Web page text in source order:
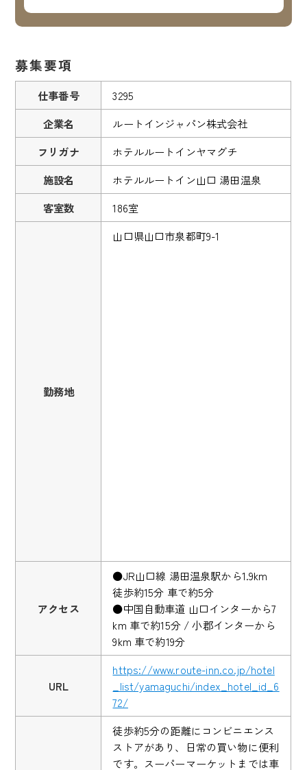
募集要項
仕事番号
3295
企業名
ルートインジャパン株式会社
フリガナ
ホテルルートインヤマグチ
施設名
ホテルルートイン山口 湯田温泉
客室数
186室
勤務地
山口県山口市泉都町9-1
アクセス
●JR山口線 湯田温泉駅から1.9km
徒歩約15分 車で約5分
●中国自動車道 山口インターから7
km 車で約15分 / 小郡インターから
9km 車で約19分
URL
https://www.route-inn.co.jp/hotel
_list/yamaguchi/index_hotel_id_6
72/
徒歩約5分の距離にコンビニエンス
ストアがあり、日常の買い物に便利
です。スーパーマーケットまでは車